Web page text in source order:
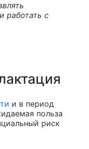
работать с
и в период
польза
риск